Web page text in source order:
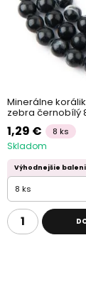
Minerálne
zebra černobílý
1,29 € 8 ks
Skladom
Výhodnejšie
8 ks